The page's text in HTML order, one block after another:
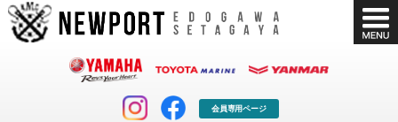
会員専用ページ